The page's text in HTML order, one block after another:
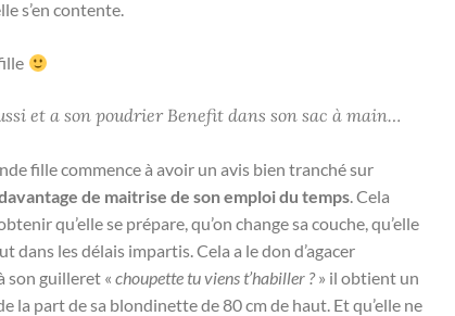
s’en contente.
et a son poudrier Benefit dans son sac à main…
fille commence à avoir un avis bien tranché sur
de maitrise de son emploi du temps. Cela
qu’elle se prépare, qu’on change sa couche, qu’elle
dans les délais impartis. Cela a le don d’agacer
son guilleret «choupette tu viens t’habiller ?» il obtient un
la part de sa blondinette de 80 cm de haut. Et qu’elle ne